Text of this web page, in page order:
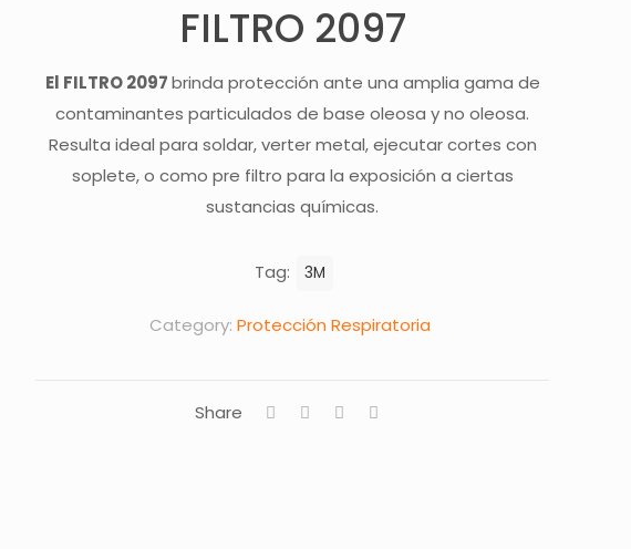
FILTRO 2097
El FILTRO 2097brinda protección ante una amplia gama de
contaminantes particulados de base oleosa y no oleosa.
Resulta ideal para soldar, verter metal, ejecutar cortes con
soplete, o como pre filtro para la exposición a ciertas
sustancias químicas.
Category: Protección Respiratoria
Tag: 3M
Share